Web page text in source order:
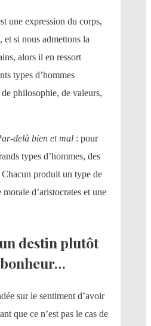
une expression du corps,
et si nous admettons la
alors il en ressort
types d’hommes
philosophie, de valeurs,
delà bien et mal : pour
types d’hommes, des
produit un type de
d’aristocrates et une
destin plutôt
sur le sentiment d’avoir
que ce n’est pas le cas de